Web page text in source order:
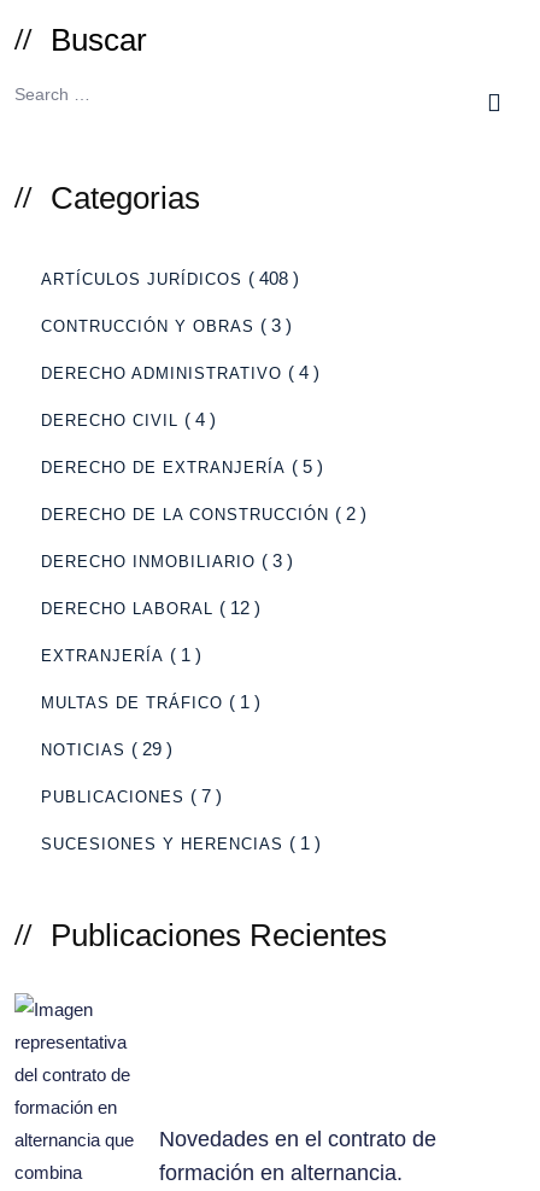
Buscar
Categorias
ARTÍCULOS JURÍDICOS ( 408 )
CONTRUCCIÓN Y OBRAS ( 3 )
DERECHO ADMINISTRATIVO ( 4 )
DERECHO CIVIL ( 4 )
DERECHO DE EXTRANJERÍA ( 5 )
DERECHO DE LA CONSTRUCCIÓN ( 2 )
DERECHO INMOBILIARIO ( 3 )
DERECHO LABORAL ( 12 )
EXTRANJERÍA ( 1 )
MULTAS DE TRÁFICO ( 1 )
NOTICIAS ( 29 )
PUBLICACIONES ( 7 )
SUCESIONES Y HERENCIAS ( 1 )
Publicaciones Recientes
Novedades en el contrato de
formación en alternancia.